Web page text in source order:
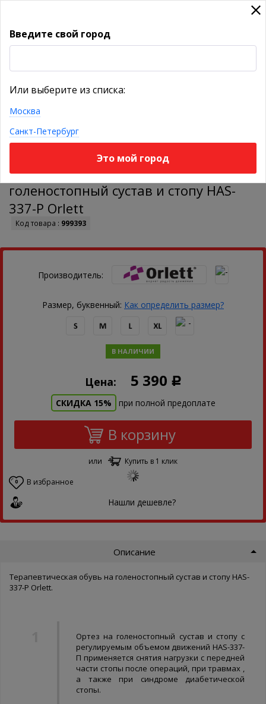
Терапевтическая обувь на
голеностопный сустав и стопу HAS-
337-P Orlett
Код товара : 999393
Производитель:
Размер, буквенный: Как определить размер?
В НАЛИЧИИ
Цена: 5 390 Р
СКИДКА 15% при полной предоплате
В корзину
или Купить в 1 клик
0 В избранное
Нашли дешевле?
Описание
Терапевтическая обувь на голеностопный сустав и стопу HAS-
337-P Orlett.
Ортез на голеностопный сустав и стопу с
регулируемым объемом движений HAS-337-
П применяется снятия нагрузки с передней
части стопы после операций, при травмах ,
а также при синдроме диабетической
стопы.
Введите свой город
Или выберите из списка:
Москва
Санкт-Петербург
Это мой город